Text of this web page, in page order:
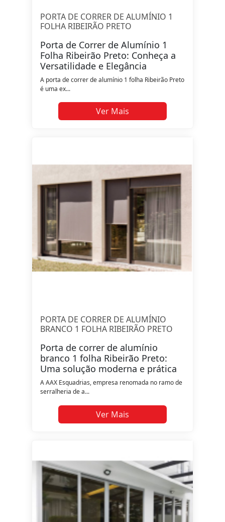
PORTA DE CORRER DE ALUMÍNIO 1
FOLHA RIBEIRÃO PRETO
Porta de Correr de Alumínio 1
Folha Ribeirão Preto: Conheça a
Versatilidade e Elegância
A porta de correr de alumínio 1 folha Ribeirão Preto
é uma ex...
Ver Mais
PORTA DE CORRER DE ALUMÍNIO
BRANCO 1 FOLHA RIBEIRÃO PRETO
Porta de correr de alumínio
branco 1 folha Ribeirão Preto:
Uma solução moderna e prática
A AAX Esquadrias, empresa renomada no ramo de
serralheria de a...
Ver Mais